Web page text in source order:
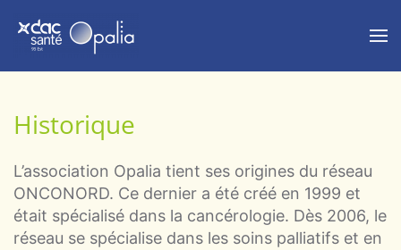
Skip to main content
Historique
L’association Opalia tient ses origines du réseau
ONCONORD. Ce dernier a été créé en 1999 et
était spécialisé dans la cancérologie. Dès 2006, le
réseau se spécialise dans les soins palliatifs et en